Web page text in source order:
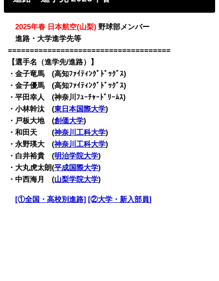
・2025年春 日本航空(山梨) 野球部メンバー
・進路・大学進学先等
=====================================
【選手名（進学先/進路）】
・金子竜馬 (高知ﾌｧｲﾃｨﾝｸﾞﾄﾞｯｸﾞｽ)
・金子優馬 (高知ﾌｧｲﾃｨﾝｸﾞﾄﾞｯｸﾞｽ)
・平田幸人 (神奈川ﾌｭｰﾁｬｰﾄﾞﾘｰﾑｽ)
・小林幹汰 (東日本国際大学)
・戸板大地 (創価大学)
・和田天 (神奈川工科大学)
・永野瑛大 (神奈川工科大学)
・白井裕貴 (明治学院大学)
・大丸虎太朗(平成国際大学)
・中西海月 (山梨学院大学)
・[①全国・高校別進路] [②大学・新入部員]